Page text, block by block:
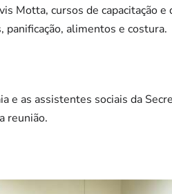
Motta, cursos de capacitação
panificação, alimentos e costura.
e as assistentes sociais da
reunião.